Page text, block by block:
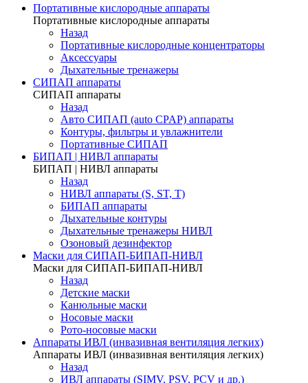
Портативные кислородные аппараты
Портативные кислородные аппараты
Назад
Портативные кислородные концентраторы
Аксессуары
Дыхательные тренажеры
СИПАП аппараты
СИПАП аппараты
Назад
Aвто СИПАП (auto CPAP) аппараты
Контуры, фильтры и увлажнители
Портативные СИПАП
БИПАП | НИВЛ аппараты
БИПАП | НИВЛ аппараты
Назад
НИВЛ аппараты (S, ST, T)
БИПАП аппараты
Дыхательные контуры
Дыхательные тренажеры НИВЛ
Озоновый дезинфектор
Маски для СИПАП-БИПАП-НИВЛ
Маски для СИПАП-БИПАП-НИВЛ
Назад
Детские маски
Канюльные маски
Носовые маски
Рото-носовые маски
Аппараты ИВЛ (инвазивная вентиляция легких)
Аппараты ИВЛ (инвазивная вентиляция легких)
Назад
ИВЛ аппараты (SIMV, PSV, PCV и др.)